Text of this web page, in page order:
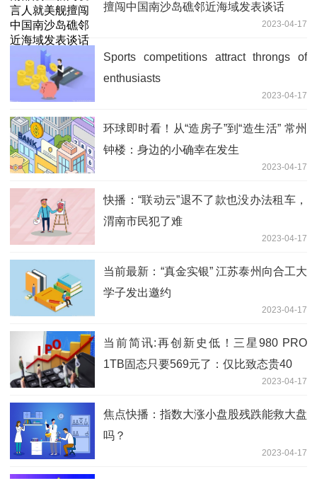
擅闯中国南沙岛礁邻近海域发表谈话
2023-04-17
Sports competitions attract throngs of
enthusiasts
2023-04-17
环球即时看！从“造房子”到“造生活” 常州
钟楼：身边的小确幸在发生
2023-04-17
快播：“联动云”退不了款也没办法租车，
渭南市民犯了难
2023-04-17
当前最新：“真金实银” 江苏泰州向合工大
学子发出邀约
2023-04-17
当前简讯:再创新史低！三星980 PRO
1TB固态只要569元了：仅比致态贵40
2023-04-17
焦点快播：指数大涨小盘股残跌能救大盘
吗？
2023-04-17